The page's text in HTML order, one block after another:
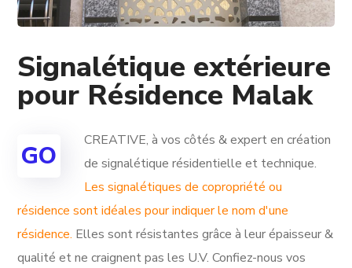
Signalétique extérieure
pour Résidence Malak
GO
CREATIVE, à vos côtés & expert en création
de signalétique résidentielle et technique.
Les signalétiques de copropriété ou
résidence sont idéales pour indiquer le nom d'une
résidence. Elles sont résistantes grâce à leur épaisseur &
qualité et ne craignent pas les U.V. Confiez-nous vos